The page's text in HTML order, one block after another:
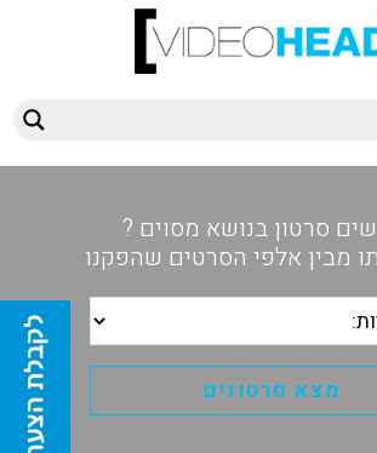
סרטון בנושא מסוים ?
מבין אלפי הסרטים שהפקנו